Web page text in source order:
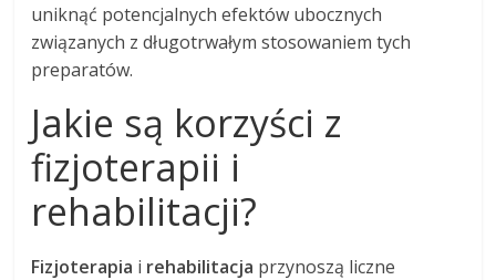
uniknąć potencjalnych efektów ubocznych
związanych z długotrwałym stosowaniem tych
preparatów.
Jakie są korzyści z
fizjoterapii i
rehabilitacji?
Fizjoterapia i rehabilitacja przynoszą liczne